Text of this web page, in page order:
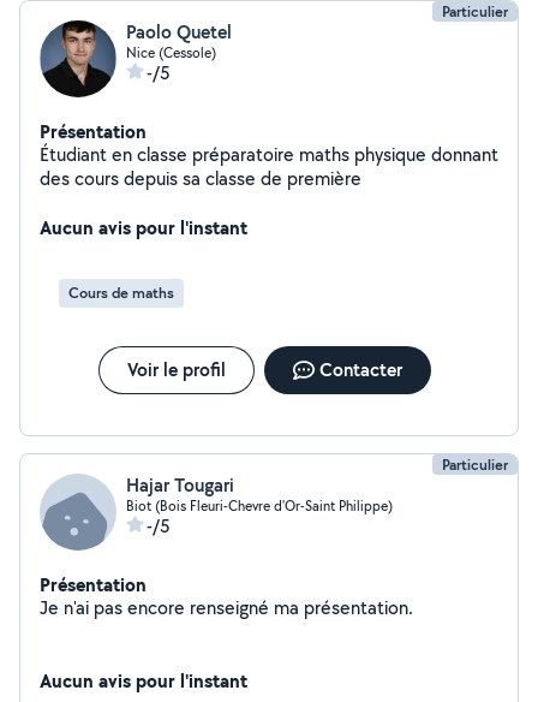
Particulier
Paolo Quetel
Nice (Cessole)
-/5
Présentation
Étudiant en classe préparatoire maths physique donnant
des cours depuis sa classe de première
Aucun avis pour l'instant
Cours de maths
Voir le profil Contacter
Particulier
Hajar Tougari
Biot (Bois Fleuri-Chevre d'Or-Saint Philippe)
-/5
Présentation
Je n'ai pas encore renseigné ma présentation.
Aucun avis pour l'instant